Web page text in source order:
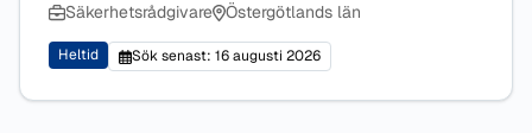
Säkerhetsrådgivare Östergötlands län
Heltid Sök senast: 16 augusti 2026